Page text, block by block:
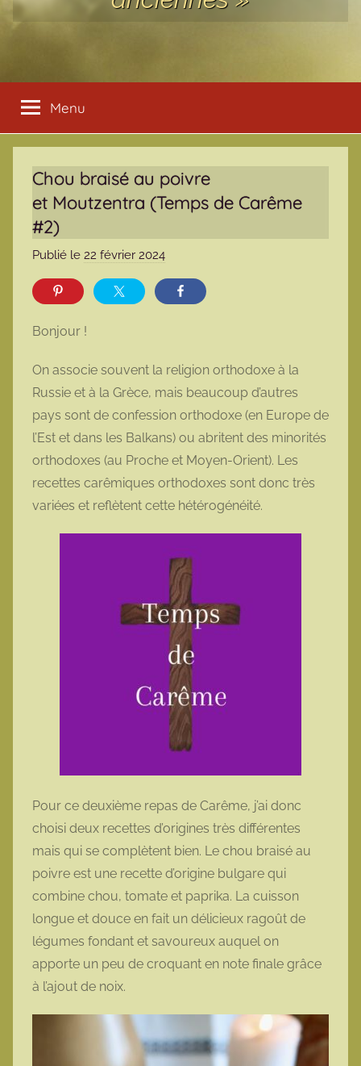
Menu
Chou braisé au poivre
et Moutzentra (Temps de Carême
#2)
Publié le 22 février 2024
a
o
t
t
e
Bonjour !
On associe souvent la religion orthodoxe à la
Russie et à la Grèce, mais beaucoup d’autres
pays sont de confession orthodoxe (en Europe de
l’Est et dans les Balkans) ou abritent des minorités
orthodoxes (au Proche et Moyen-Orient). Les
recettes carêmiques orthodoxes sont donc très
variées et reflètent cette hétérogénéité.
Pour ce deuxième repas de Carême, j’ai donc
choisi deux recettes d’origines très différentes
mais qui se complètent bien. Le chou braisé au
poivre est une recette d’origine bulgare qui
combine chou, tomate et paprika. La cuisson
longue et douce en fait un délicieux ragoût de
légumes fondant et savoureux auquel on
apporte un peu de croquant en note finale grâce
à l’ajout de noix.